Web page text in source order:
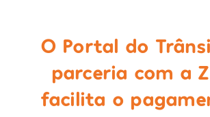
O Portal do
parceria com a
facilita o